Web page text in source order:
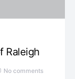
Raleigh
No comments